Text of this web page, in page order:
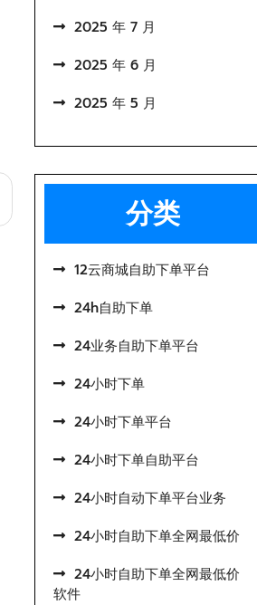
2025 年 7 月
2025 年 6 月
2025 年 5 月
分类
12云商城自助下单平台
24h自助下单
24业务自助下单平台
24小时下单
24小时下单平台
24小时下单自助平台
24小时自动下单平台业务
24小时自助下单全网最低价
24小时自助下单全网最低价
软件